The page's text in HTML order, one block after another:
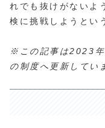
れでも抜けがないよ
検に挑戦しようとい
※この記事は2023
の制度へ更新してい